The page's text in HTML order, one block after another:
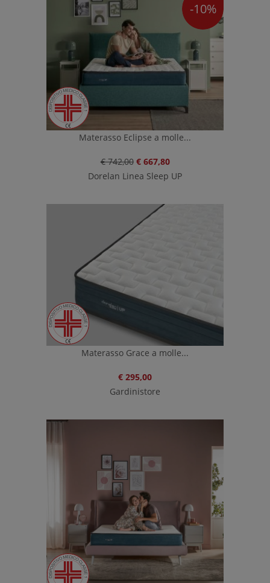
-10%
Materasso Eclipse a molle...
€ 742,00 € 667,80
Dorelan Linea Sleep UP
Materasso Grace a molle...
€ 295,00
Gardinistore